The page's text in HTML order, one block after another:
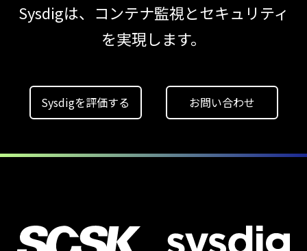
CWPP（Cloud
Workload
Platform）とは？
クラウドワークロードを守る最新セキュリテ
CSPMとは？
Sysdigは、コンテナ監視とセキュリティ
を実現します。
Sysdigを評価する お問い合わせ